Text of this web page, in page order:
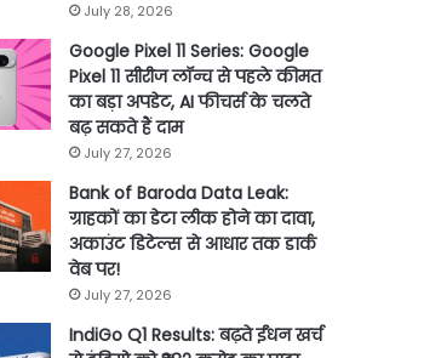
July 28, 2026
Google Pixel 11 Series: Google
Pixel 11 सीरीज लॉन्च से पहले कीमत
का बड़ा अपडेट, AI फीचर्स के चलते
बढ़ सकते हैं दाम
July 27, 2026
Bank of Baroda Data Leak:
ग्राहकों का डेटा लीक होने का दावा,
अकाउंट डिटेल्स से आधार तक डार्क
वेब पर!
July 27, 2026
IndiGo Q1 Results: बढ़ते ईंधन खर्च